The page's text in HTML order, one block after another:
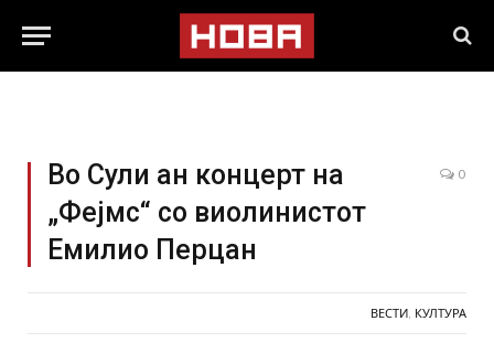
Во Сули ан концерт на
„Фејмс“ со виолинистот
Емилио Перцан
0
ВЕСТИ КУЛТУРА